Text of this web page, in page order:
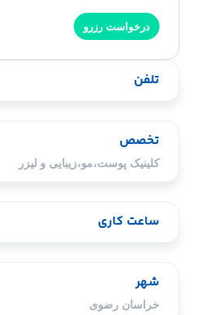
درخواست رزرو
تلفن
تخصص
کلینیک پوست،مو،زیبایی و لیزر
ساعت کاری
شهر
خراسان رضوی